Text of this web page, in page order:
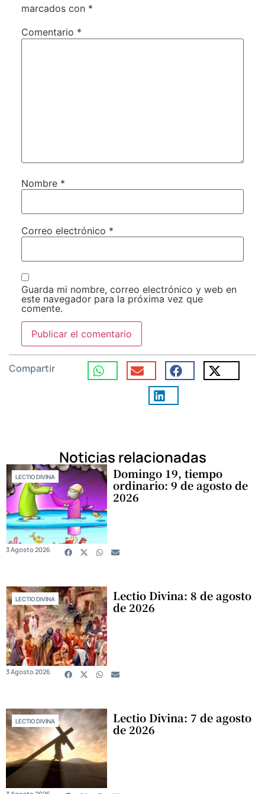
marcados con *
Comentario *
Nombre *
Correo electrónico *
Guarda mi nombre, correo electrónico y web en
este navegador para la próxima vez que
comente.
Compartir
Noticias relacionadas
LECTIO DIVINA Domingo 19, tiempo
ordinario: 9 de agosto de
2026
3 Agosto 2026
LECTIO DIVINA Lectio Divina: 8 de agosto
de 2026
3 Agosto 2026
LECTIO DIVINA Lectio Divina: 7 de agosto
de 2026